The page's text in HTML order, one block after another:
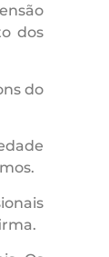
dos
do